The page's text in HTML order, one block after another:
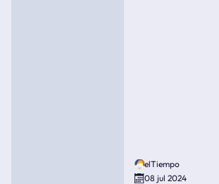
elTiempo
08 jul 2024